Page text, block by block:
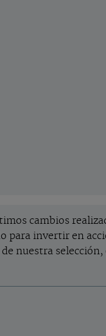
cambios
invertir en
nuestra selección,